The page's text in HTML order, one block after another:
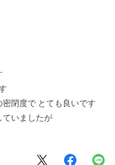
閉度で とても良いです
ていましたが